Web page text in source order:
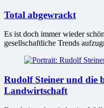
Total abgewrackt
Es ist doch immer wieder
gesellschaftliche Trends
Rudolf Steiner und die
Landwirtschaft